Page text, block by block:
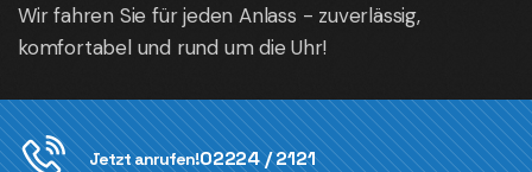
Wir fahren Sie für jeden Anlass - zuverlässig,
komfortabel und rund um die Uhr!
Jetzt anrufen!02224 / 2121